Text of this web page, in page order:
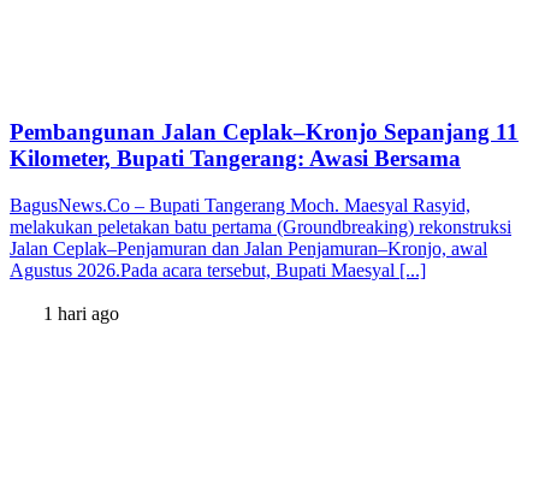
Pembangunan Jalan Ceplak–Kronjo Sepanjang 11
Kilometer, Bupati Tangerang: Awasi Bersama
BagusNews.Co – Bupati Tangerang Moch. Maesyal Rasyid,
melakukan peletakan batu pertama (Groundbreaking) rekonstruksi
Jalan Ceplak–Penjamuran dan Jalan Penjamuran–Kronjo, awal
Agustus 2026.Pada acara tersebut, Bupati Maesyal [...]
1 hari ago